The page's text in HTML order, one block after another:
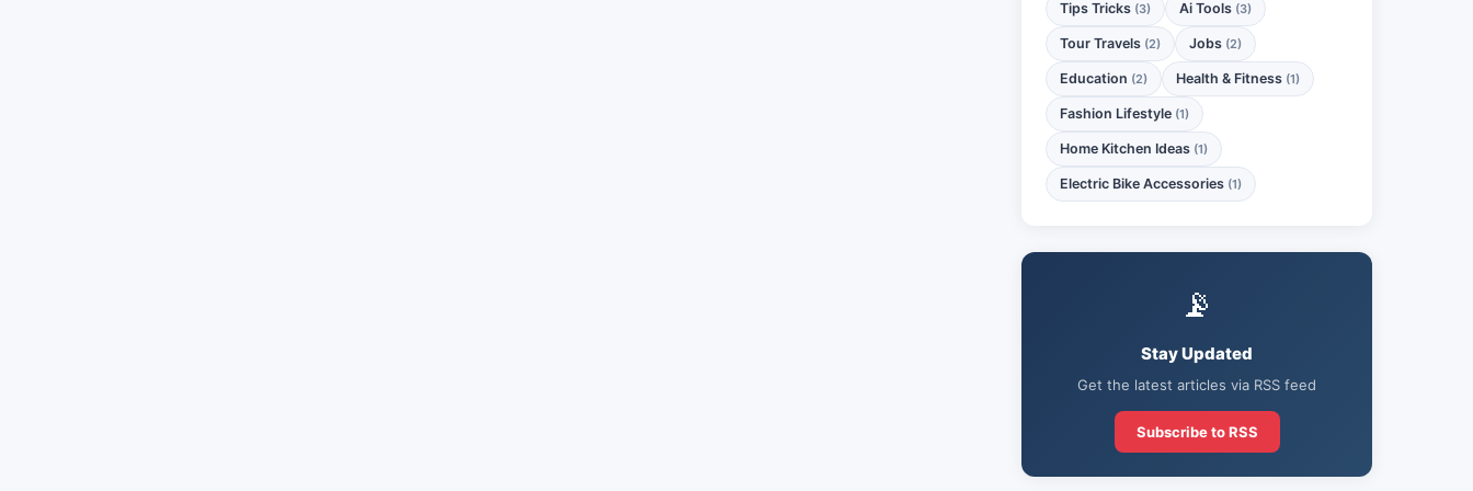
Tips Tricks (3) Ai Tools (3)
Tour Travels (2) Jobs (2)
Education (2) Health & Fitness (1)
Fashion Lifestyle (1)
Home Kitchen Ideas (1)
Electric Bike Accessories (1)
📡
Stay Updated
Get the latest articles via RSS feed
Subscribe to RSS